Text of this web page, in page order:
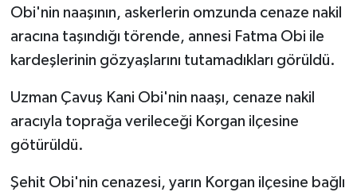
Obi'nin naaşının, askerlerin omzunda cenaze nakil
aracına taşındığı törende, annesi Fatma Obi ile
kardeşlerinin gözyaşlarını tutamadıkları görüldü.
Uzman Çavuş Kani Obi'nin naaşı, cenaze nakil
aracıyla toprağa verileceği Korgan ilçesine
götürüldü.
Şehit Obi'nin cenazesi, yarın Korgan ilçesine bağlı